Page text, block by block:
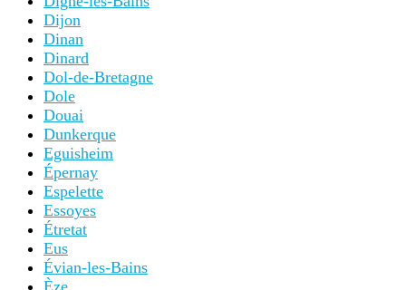
Dijon
Dinan
Dinard
Dol-de-Bretagne
Dole
Douai
Dunkerque
Eguisheim
Épernay
Espelette
Essoyes
Étretat
Eus
Évian-les-Bains
Èze